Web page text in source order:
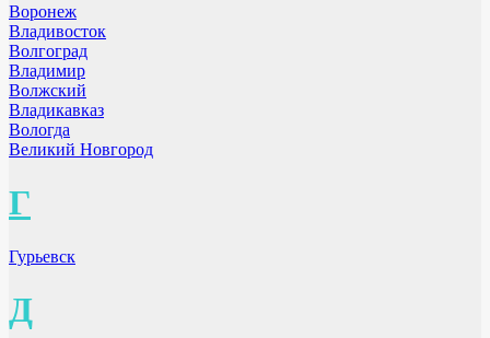
Воронеж
Владивосток
Волгоград
Владимир
Волжский
Владикавказ
Вологда
Великий Новгород
Г
Гурьевск
Д